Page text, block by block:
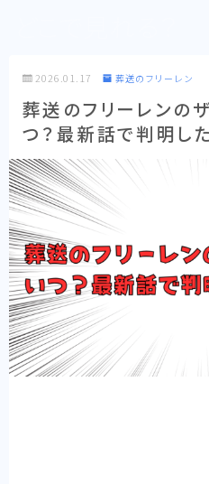
2026.01.17 葬送のフリーレン
葬送のフリーレンの
つ？最新話で判明し